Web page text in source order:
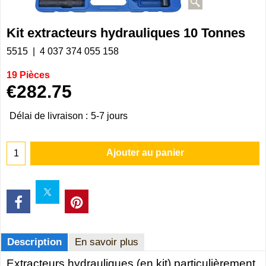
Kit extracteurs hydrauliques 10 Tonnes
5515 4 037 374 055 158
19 Pièces
€282.75
Délai de livraison : 5-7 jours
Ajouter au panier
Description En savoir plus
Extracteurs hydrauliques (en kit) particulièrement